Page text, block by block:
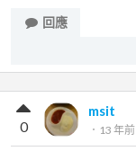
回應
msit
． 13 年前
0